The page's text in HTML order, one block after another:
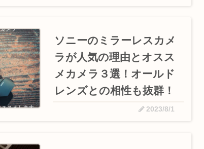
ソニーのミラーレスカメ
ラが人気の理由とオスス
メカメラ３選！オールド
レンズとの相性も抜群！
2023/8/1